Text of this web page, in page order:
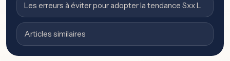
Les erreurs à éviter pour adopter la tendance Sxx L
Articles similaires